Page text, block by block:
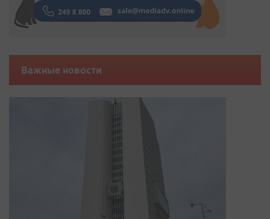
Важные новости